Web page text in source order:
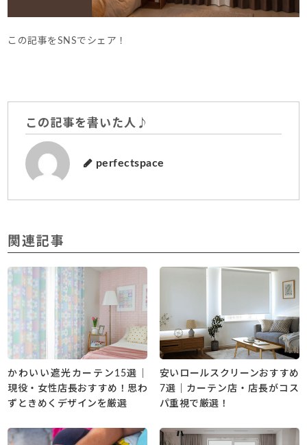
この記事をSNSでシェア！
この記事を書いた人♪
perfectspace
関連記事
かわいい遮光カーテン15選｜
現役・女性店長おすすめ！思わ
ずときめくデザインを厳選
安いロールスクリーンおすすめ
7選｜カーテン店・店長がコス
パ重視で厳選！